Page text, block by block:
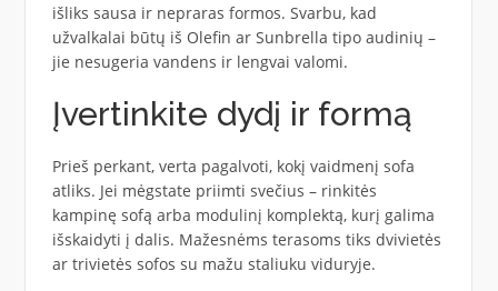
išliks sausa ir nepraras formos. Svarbu, kad
užvalkalai būtų iš Olefin ar Sunbrella tipo audinių –
jie nesugeria vandens ir lengvai valomi.
Įvertinkite dydį ir formą
Prieš perkant, verta pagalvoti, kokį vaidmenį sofa
atliks. Jei mėgstate priimti svečius – rinkitės
kampinę sofą arba modulinį komplektą, kurį galima
išskaidyti į dalis. Mažesnėms terasoms tiks dvivietės
ar trivietės sofos su mažu staliuku viduryje.